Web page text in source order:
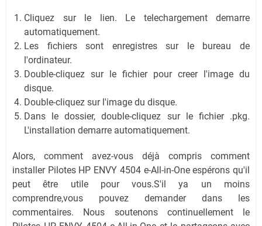
Cliquez sur le lien. Le telechargement demarre
automatiquement.
Les fichiers sont enregistres sur le bureau de
l'ordinateur.
Double-cliquez sur le fichier pour creer l'image du
disque.
Double-cliquez sur l'image du disque.
Dans le dossier, double-cliquez sur le fichier .pkg.
L'installation demarre automatiquement.
Alors, comment avez-vous déjà compris comment
installer Pilotes HP ENVY 4504 e-All-in-One espérons qu'il
peut être utile pour vous.S'il ya un moins
comprendre,vous pouvez demander dans les
commentaires. Nous soutenons continuellement le